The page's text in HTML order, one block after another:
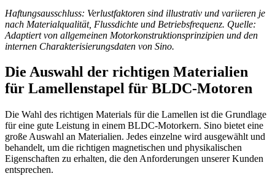
Haftungsausschluss: Verlustfaktoren sind illustrativ und variieren je
nach Materialqualität, Flussdichte und Betriebsfrequenz. Quelle:
Adaptiert von allgemeinen Motorkonstruktionsprinzipien und den
internen Charakterisierungsdaten von Sino.
Die Auswahl der richtigen Materialien
für Lamellenstapel für BLDC-Motoren
Die Wahl des richtigen Materials für die Lamellen ist die Grundlage
für eine gute Leistung in einem BLDC-Motorkern. Sino bietet eine
große Auswahl an Materialien. Jedes einzelne wird ausgewählt und
behandelt, um die richtigen magnetischen und physikalischen
Eigenschaften zu erhalten, die den Anforderungen unserer Kunden
entsprechen.